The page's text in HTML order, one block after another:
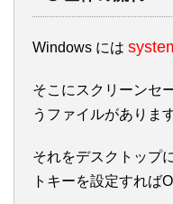
Windows には
そこにスクリーンセ
うファイルがあります
それをデスクトップ
トキーを設定すれば